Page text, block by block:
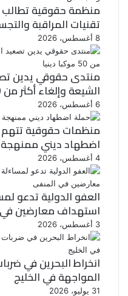
منظمة حقوقية تطالب
تقنيات المراقبة
8 أغسطس، 2026
منتدى حقوقي يدين
الشيعة وإلغاء أكثر من 50 موكبا دينيا
6 أغسطس، 2026
منظمات حقوقية تتهم
اضطهاد ديني
4 أغسطس، 2026
العفو الدولية تدعو
استهداف معارضين
3 أغسطس، 2026
انخراط البحرين في
المواجهة في الخليج
31 يوليو، 2026